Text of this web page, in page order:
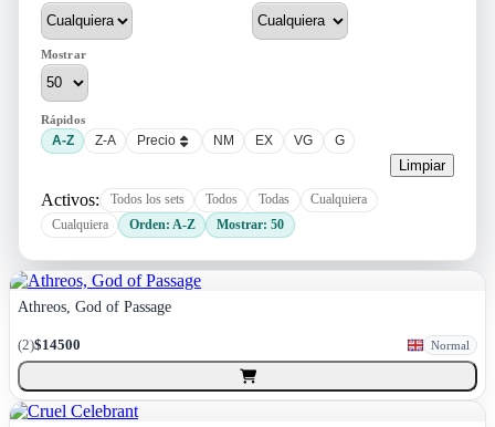
Mostrar
Rápidos
A-Z Z-A Precio NM EX VG G
Limpiar
Activos: Todos los sets Todos Todas
Cualquiera
Cualquiera
Orden: A-Z Mostrar: 50
Athreos, God of Passage
(2)$14500 Normal